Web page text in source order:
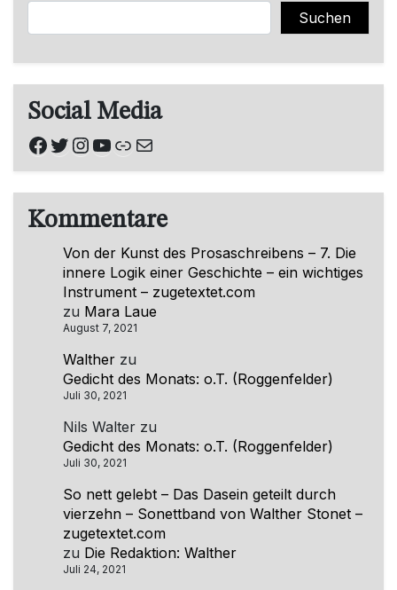
Suchen Suchen
Social Media
Facebook
Twitter
Instagram
YouTube
Link
E-Mail
Kommentare
Von der Kunst des Prosaschreibens – 7. Die
innere Logik einer Geschichte – ein wichtiges
Instrument – zugetextet.com
zu Mara Laue
August 7, 2021
Walther zu
Gedicht des Monats: o.T. (Roggenfelder)
Juli 30, 2021
Nils Walter zu
Gedicht des Monats: o.T. (Roggenfelder)
Juli 30, 2021
So nett gelebt – Das Dasein geteilt durch
vierzehn – Sonettband von Walther Stonet –
zugetextet.com
zu Die Redaktion: Walther
Juli 24, 2021